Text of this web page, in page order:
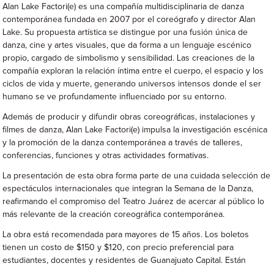
Alan Lake Factori(e) es una compañía multidisciplinaria de danza
contemporánea fundada en 2007 por el coreógrafo y director Alan
Lake. Su propuesta artística se distingue por una fusión única de
danza, cine y artes visuales, que da forma a un lenguaje escénico
propio, cargado de simbolismo y sensibilidad. Las creaciones de la
compañía exploran la relación íntima entre el cuerpo, el espacio y los
ciclos de vida y muerte, generando universos intensos donde el ser
humano se ve profundamente influenciado por su entorno.
Además de producir y difundir obras coreográficas, instalaciones y
filmes de danza, Alan Lake Factori(e) impulsa la investigación escénica
y la promoción de la danza contemporánea a través de talleres,
conferencias, funciones y otras actividades formativas.
La presentación de esta obra forma parte de una cuidada selección de
espectáculos internacionales que integran la Semana de la Danza,
reafirmando el compromiso del Teatro Juárez de acercar al público lo
más relevante de la creación coreográfica contemporánea.
La obra está recomendada para mayores de 15 años. Los boletos
tienen un costo de $150 y $120, con precio preferencial para
estudiantes, docentes y residentes de Guanajuato Capital. Están